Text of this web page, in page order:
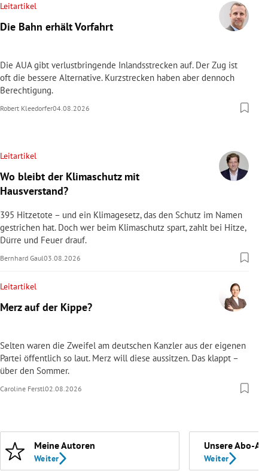
Leitartikel
Die Bahn erhält Vorfahrt
Die AUA gibt verlustbringende Inlandsstrecken auf. Der Zug ist
oft die bessere Alternative. Kurzstrecken haben aber dennoch
Berechtigung.
Robert Kleedorfer04.08.2026
Leitartikel
Wo bleibt der Klimaschutz mit
Hausverstand?
395 Hitzetote – und ein Klimagesetz, das den Schutz im Namen
gestrichen hat. Doch wer beim Klimaschutz spart, zahlt bei Hitze,
Dürre und Feuer drauf.
Bernhard Gaul03.08.2026
Leitartikel
Merz auf der Kippe?
Selten waren die Zweifel am deutschen Kanzler aus der eigenen
Partei öffentlich so laut. Merz will diese aussitzen. Das klappt –
über den Sommer.
Caroline Ferstl02.08.2026
Meine Autoren
Weiter
Unsere Abo-
Weiter